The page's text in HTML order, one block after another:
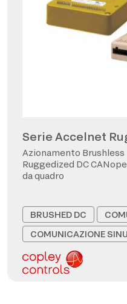
Serie Accelnet
Azionamento Brushless
Ruggedized DC
da quadro
BRUSHED DC
COMUNICAZIONE